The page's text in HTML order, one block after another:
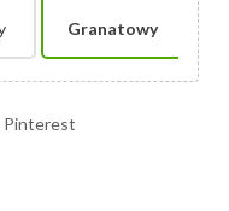
Granatowy
Pinterest